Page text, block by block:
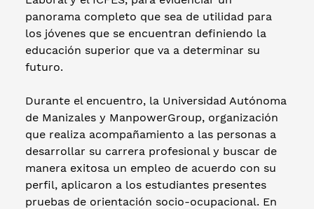
panorama completo que sea de utilidad para
los jóvenes que se encuentran definiendo la
educación superior que va a determinar su
futuro.
Durante el encuentro, la Universidad Autónoma
de Manizales y ManpowerGroup, organización
que realiza acompañamiento a las personas a
desarrollar su carrera profesional y buscar de
manera exitosa un empleo de acuerdo con su
perfil, aplicaron a los estudiantes presentes
pruebas de orientación socio-ocupacional. En